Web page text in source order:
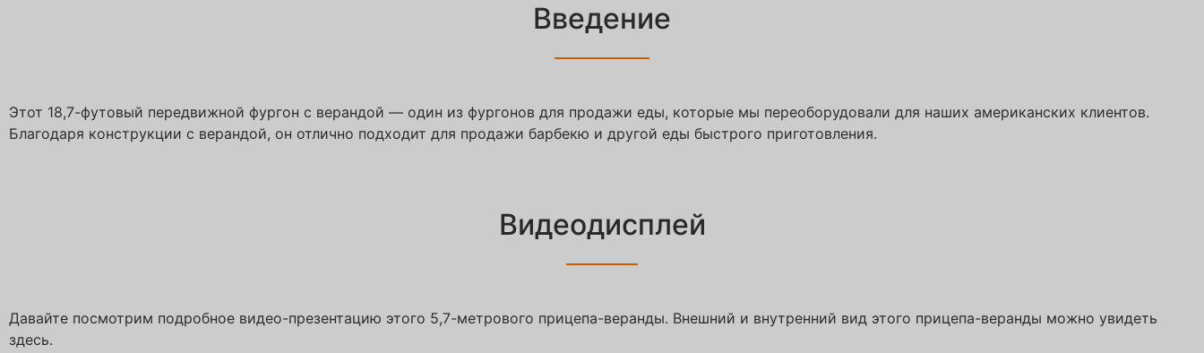
Введение
Этот 18,7-футовый передвижной фургон с верандой — один из фургонов для продажи еды, которые мы переоборудовали для наших американских клиентов.
Благодаря конструкции с верандой, он отлично подходит для продажи барбекю и другой еды быстрого приготовления.
Видеодисплей
Давайте посмотрим подробное видео-презентацию этого 5,7-метрового прицепа-веранды. Внешний и внутренний вид этого прицепа-веранды можно увидеть
здесь.